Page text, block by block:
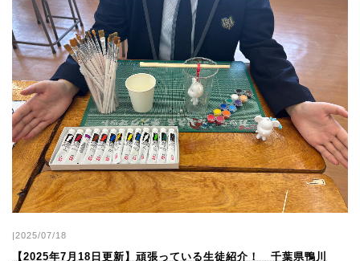
|2025/07/18
【2025年7月18日更新】頑張っている生徒紹介！ 千葉県鴨川